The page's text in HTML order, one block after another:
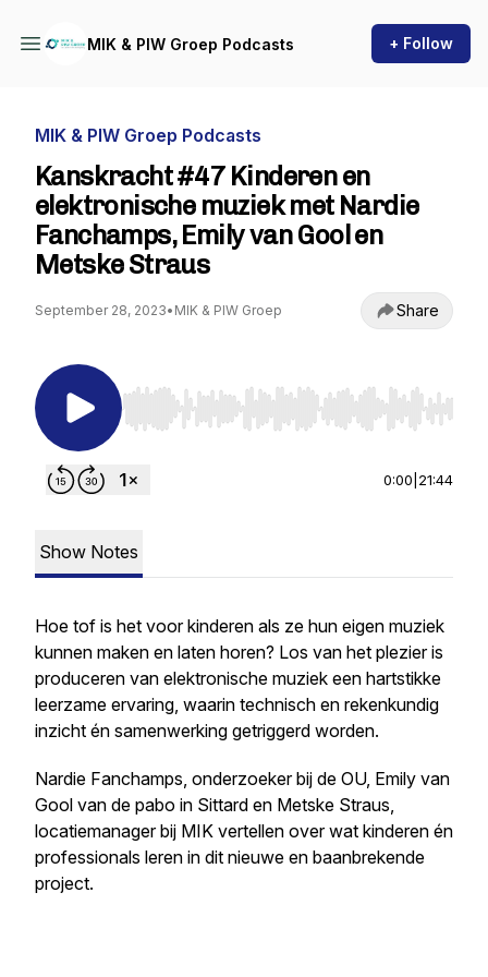
MIK & PIW Groep Podcasts + Follow
MIK & PIW Groep Podcasts
Kanskracht #47 Kinderen en
elektronische muziek met Nardie
Fanchamps, Emily van Gool en
Metske Straus
September 28, 2023• MIK & PIW Groep Share
Use Left/Right to seek, Home/End to jump to
0:00 21:44
Show Notes
Hoe tof is het voor kinderen als ze hun eigen muziek
kunnen maken en laten horen? Los van het plezier is
produceren van elektronische muziek een hartstikke
leerzame ervaring, waarin technisch en rekenkundig
inzicht én samenwerking getriggerd worden.
Nardie Fanchamps, onderzoeker bij de OU, Emily van
Gool van de pabo in Sittard en Metske Straus,
locatiemanager bij MIK vertellen over wat kinderen én
professionals leren in dit nieuwe en baanbrekende
project.